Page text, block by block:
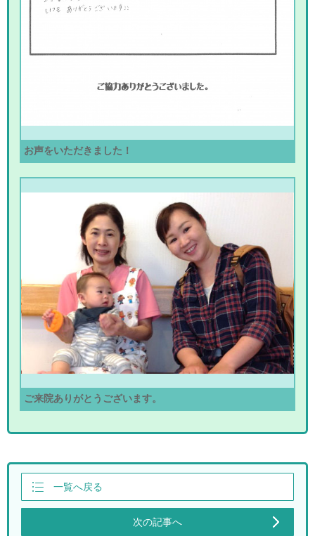
お声をいただきました！
ご来院ありがとうございます。
一覧へ戻る
次の記事へ